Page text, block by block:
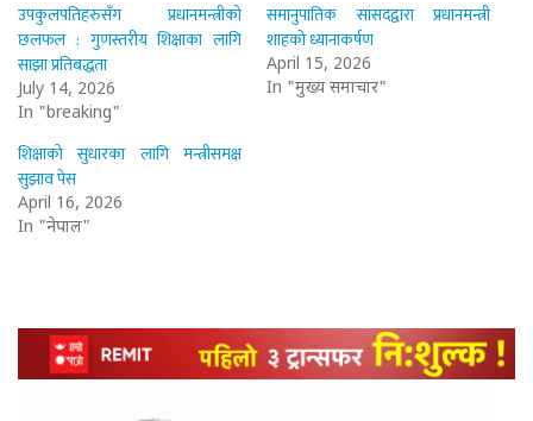
उपकुलपतिहरुसँग प्रधानमन्त्रीको
छलफल : गुणस्तरीय शिक्षाका लागि
साझा प्रतिबद्धता
July 14, 2026
In "breaking"
समानुपातिक सांसदद्वारा प्रधानमन्त्री
शाहको ध्यानाकर्षण
April 15, 2026
In "मुख्य समाचार"
शिक्षाको सुधारका लागि मन्त्रीसमक्ष
सुझाव पेस
April 16, 2026
In "नेपाल"